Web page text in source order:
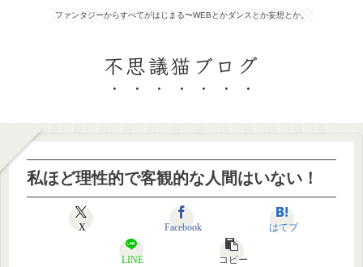
ファンタジーからすべてがはじまる〜WEBとかダンスとか妄想とか。
不思議猫ブログ
私ほど理性的で客観的な人間はいない！
X Facebook はてブ
LINE コピー